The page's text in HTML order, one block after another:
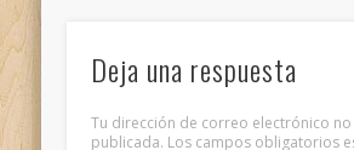
Deja una respuesta
Tu dirección de correo electrónico no
publicada. Los campos obligatorios